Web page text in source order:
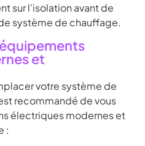
sur l’isolation avant de
système de chauffage.
et
votre système de
recommandé de vous
électriques modernes et
: